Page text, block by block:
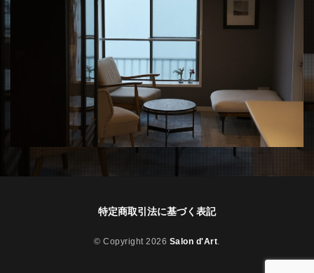
特定商取引法に基づく表記
© Copyright 2026 Salon d'Art